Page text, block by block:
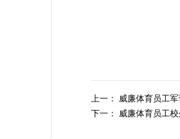
上一：
威廉体育员工
下一：
威廉体育员工